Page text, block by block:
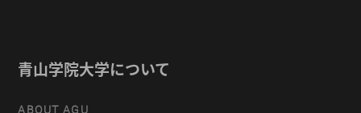
青山学院大学について
ABOUT AGU